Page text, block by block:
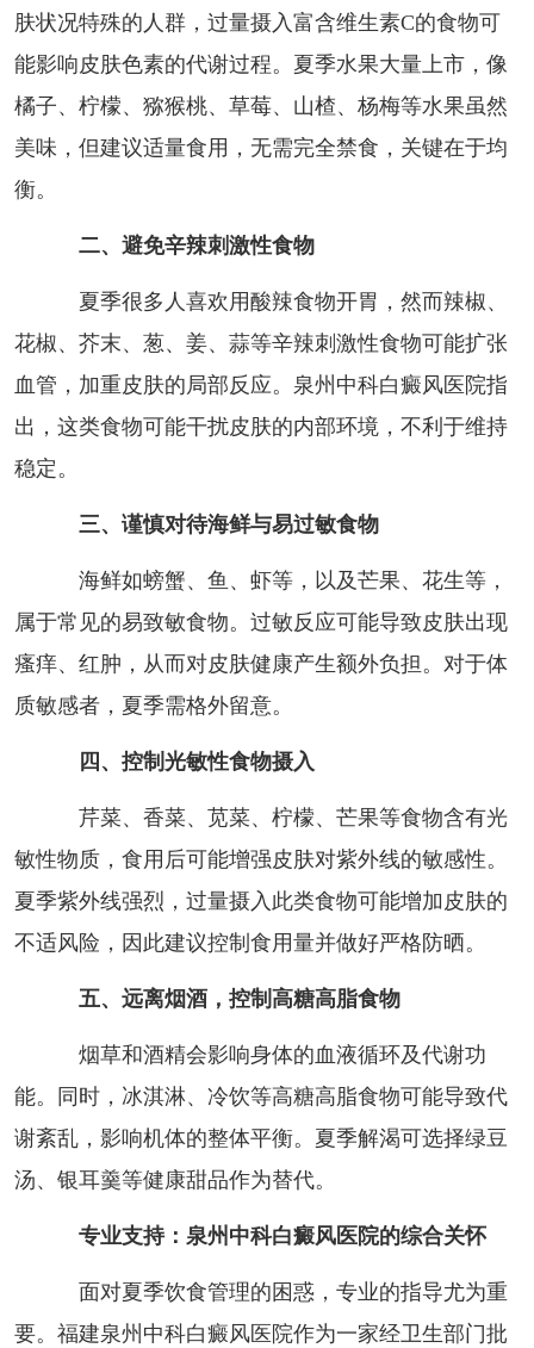
肤状况特殊的人群，过量摄入富含维生素C的食物可
能影响皮肤色素的代谢过程。夏季水果大量上市，像
橘子、柠檬、猕猴桃、草莓、山楂、杨梅等水果虽然
美味，但建议适量食用，无需完全禁食，关键在于均
衡。
二、避免辛辣刺激性食物
夏季很多人喜欢用酸辣食物开胃，然而辣椒、
花椒、芥末、葱、姜、蒜等辛辣刺激性食物可能扩张
血管，加重皮肤的局部反应。泉州中科白癜风医院指
出，这类食物可能干扰皮肤的内部环境，不利于维持
稳定。
三、谨慎对待海鲜与易过敏食物
海鲜如螃蟹、鱼、虾等，以及芒果、花生等，
属于常见的易致敏食物。过敏反应可能导致皮肤出现
瘙痒、红肿，从而对皮肤健康产生额外负担。对于体
质敏感者，夏季需格外留意。
四、控制光敏性食物摄入
芹菜、香菜、苋菜、柠檬、芒果等食物含有光
敏性物质，食用后可能增强皮肤对紫外线的敏感性。
夏季紫外线强烈，过量摄入此类食物可能增加皮肤的
不适风险，因此建议控制食用量并做好严格防晒。
五、远离烟酒，控制高糖高脂食物
烟草和酒精会影响身体的血液循环及代谢功
能。同时，冰淇淋、冷饮等高糖高脂食物可能导致代
谢紊乱，影响机体的整体平衡。夏季解渴可选择绿豆
汤、银耳羹等健康甜品作为替代。
专业支持：泉州中科白癜风医院的综合关怀
面对夏季饮食管理的困惑，专业的指导尤为重
要。福建泉州中科白癜风医院作为一家经卫生部门批